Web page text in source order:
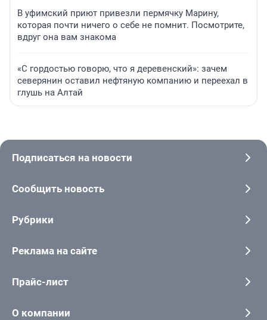
В уфимский приют привезли пермячку Марину,
которая почти ничего о себе не помнит. Посмотрите,
вдруг она вам знакома
«С гордостью говорю, что я деревенский»: зачем
северянин оставил нефтяную компанию и переехал в
глушь на Алтай
Подписаться на новости
Сообщить новость
Рубрики
Реклама на сайте
Прайс-лист
О компании